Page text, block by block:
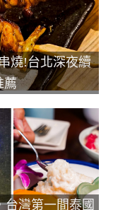
燒!台北深夜續
薦
台灣第一間泰國